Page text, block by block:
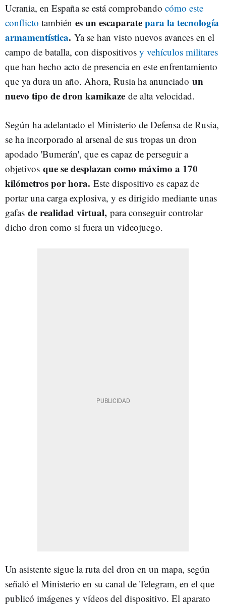
Ucrania, en España se está comprobando cómo este
conflicto también es un escaparatepara la tecnología
armamentística. Ya se han visto nuevos avances en el
campo de batalla, con dispositivos y vehículos militares
que han hecho acto de presencia en este enfrentamiento
que ya dura un año. Ahora, Rusia ha anunciado un
nuevo tipo de dron kamikaze de alta velocidad.
Según ha adelantado el Ministerio de Defensa de Rusia,
se ha incorporado al arsenal de sus tropas un dron
apodado 'Bumerán', que es capaz de perseguir a
objetivos que se desplazan como máximo a 170
kilómetros por hora. Este dispositivo es capaz de
portar una carga explosiva, y es dirigido mediante unas
gafas de realidad virtual, para conseguir controlar
dicho dron como si fuera un videojuego.
Un asistente sigue la ruta del dron en un mapa, según
señaló el Ministerio en su canal de Telegram, en el que
publicó imágenes y vídeos del dispositivo. El aparato